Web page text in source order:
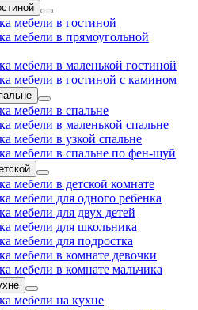
мебели в гостиной
мебели в прямоугольной
мебели в маленькой гостиной
мебели в гостиной с камином
мебели в спальне
мебели в маленькой спальне
мебели в узкой спальне
мебели в спальне по фен-шуй
мебели в детской комнате
мебели для одного ребенка
мебели для двух детей
мебели для школьника
мебели для подростка
мебели в комнате девочки
мебели в комнате мальчика
мебели на кухне